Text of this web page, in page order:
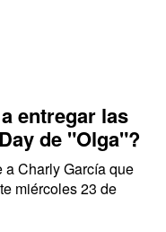
entregar las
de "Olga"?
a Charly García que
miércoles 23 de